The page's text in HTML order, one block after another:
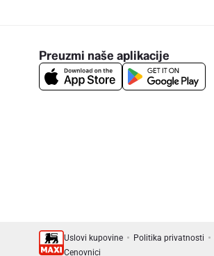
Preuzmi naše aplikacije
Uslovi kupovine Politika privatnosti
Cenovnici